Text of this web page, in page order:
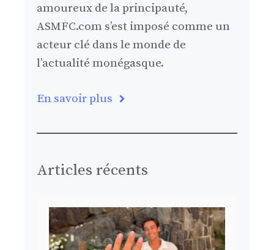
amoureux de la principauté,
ASMFC.com s’est imposé comme un
acteur clé dans le monde de
l’actualité monégasque.
En savoir plus
Articles récents